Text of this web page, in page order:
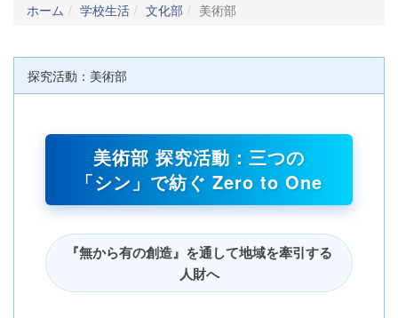
ホーム 学校生活 文化部 美術部
探究活動：美術部
美術部 探究活動：三つの
「シン」で紡ぐ Zero to One
『無から有の創造』を通して地域を牽引する
人財へ